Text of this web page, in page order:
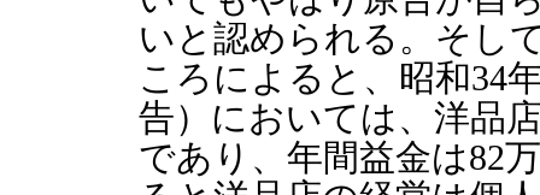
いと認められる。そし
ころによると、昭和34
告）においては、洋品
であり、年間益金は82